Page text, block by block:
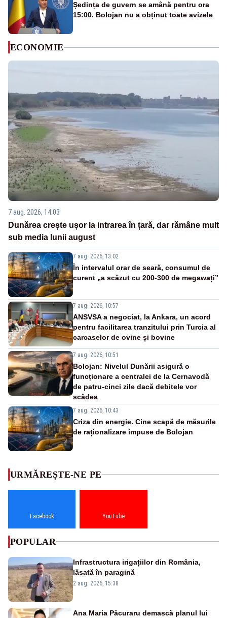
Ședința de guvern se amână pentru ora
15:00. Bolojan nu a obținut toate avizele
ECONOMIE
7 aug. 2026, 14:03
Dunărea crește ușor la intrarea în țară, dar rămâne mult
sub media lunii august
7 aug. 2026, 13:02
În intervalul orar de seară, consumul de
curent „a scăzut cu 200-300 de megawați”
7 aug. 2026, 10:57
ANSVSA a negociat, la Ankara, un acord
pentru facilitarea tranzitului prin Turcia al
carcaselor de ovine și bovine
7 aug. 2026, 10:51
Bolojan: Nivelul Dunării asigură o
funcționare a centralei de la Cernavodă
de patru-cinci zile dacă debitele vor
scădea
7 aug. 2026, 10:43
Criza din energie. Cine scapă de măsurile
de raționalizare impuse de Bolojan
URMĂREȘTE-NE PE
Facebook YouTube
POPULAR
Infrastructura irigațiilor din România,
lăsată în paragină
2 aug. 2026, 15:38
Ana Maria Păcuraru demască planul lui